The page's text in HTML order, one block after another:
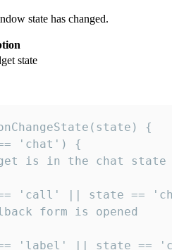
state has changed.
state
{
'chat') {
is in the chat state
'call' || state ==
form is opened
'label' || state ==